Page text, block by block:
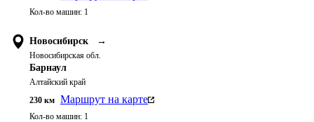
Кол-во машин: 1
Новосибирск →
Новосибирская обл.
Барнаул
Алтайский край
230 км Маршрут на карте
Кол-во машин: 1